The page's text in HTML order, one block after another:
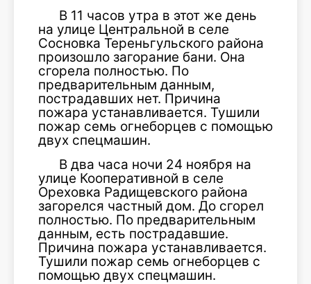
В 11 часов утра в этот же день
на улице Центральной в селе
Сосновка Тереньгульского района
произошло загорание бани. Она
сгорела полностью. По
предварительным данным,
пострадавших нет. Причина
пожара устанавливается. Тушили
пожар семь огнеборцев с помощью
двух спецмашин.
В два часа ночи 24 ноября на
улице Кооперативной в селе
Ореховка Радищевского района
загорелся частный дом. До сгорел
полностью. По предварительным
данным, есть пострадавшие.
Причина пожара устанавливается.
Тушили пожар семь огнеборцев с
помощью двух спецмашин.